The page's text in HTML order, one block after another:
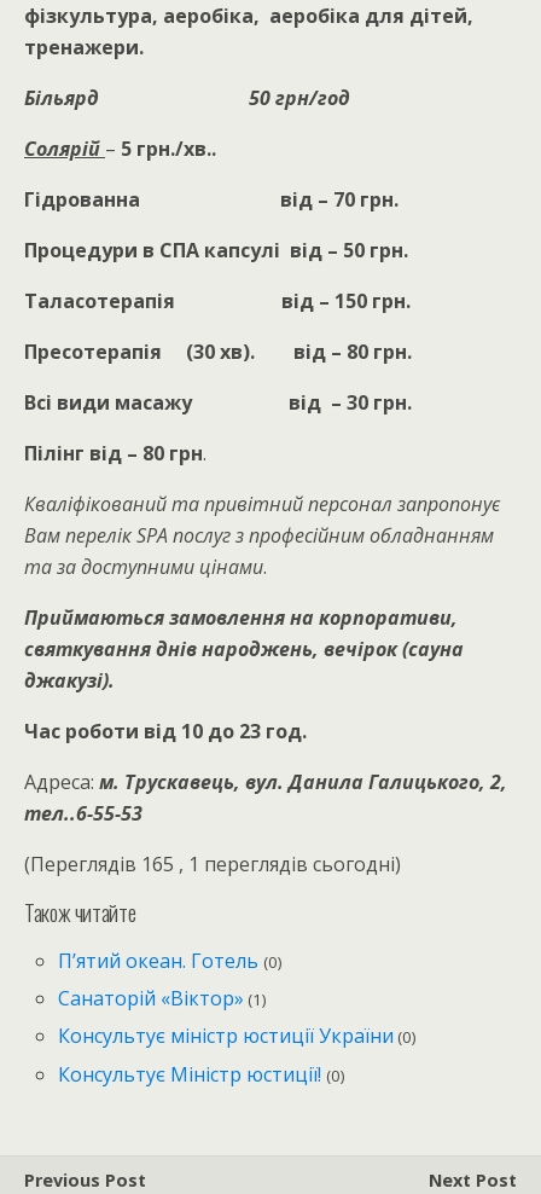
фізкультура, аеробіка, аеробіка для дітей,
тренажери.
Більярд 50 грн/год
Солярій – 5 грн./хв..
Гідрованна від – 70 грн.
Процедури в СПА капсулі від – 50 грн.
Таласотерапія від – 150 грн.
Пресотерапія (30 хв). від – 80 грн.
Всі види масажу від – 30 грн.
Пілінг від – 80 грн.
Кваліфікований та привітний персонал запропонує
Вам перелікSPA послуг з професійним обладнанням
та за доступними цінами.
Приймаються замовлення на корпоративи,
святкування днів народжень, вечірок (сауна
джакузі).
Час роботи від 10 до 23 год.
Адреса: м. Трускавець, вул. Данила Галицького, 2,
тел..6-55-53
(Переглядів 165 , 1 переглядів сьогодні)
Також читайте
П’ятий океан. Готель (0)
Санаторій «Віктор» (1)
Консультує міністр юстиції України (0)
Консультує Міністр юстиції! (0)
Previous Post
Next Post